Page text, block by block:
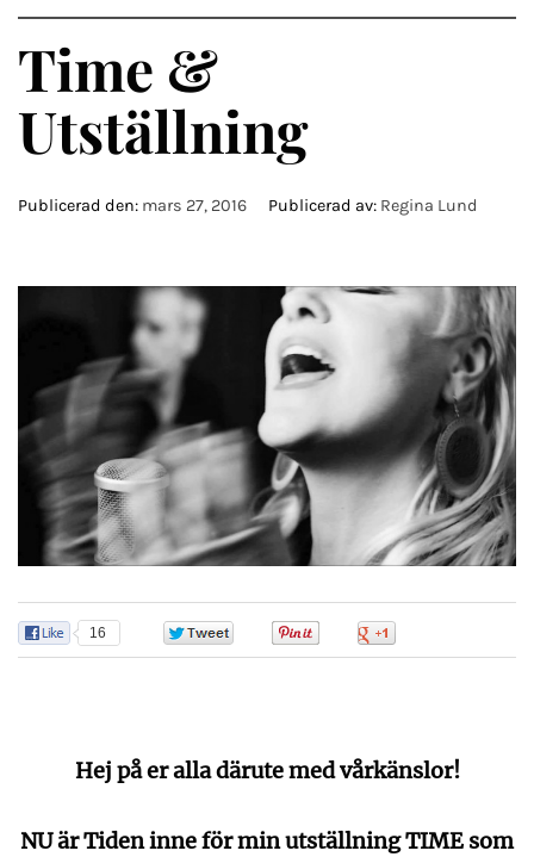
Time &
Utställning
Publicerad den: mars 27, 2016 Publicerad av: Regina Lund
16
Hej på er alla därute med vårkänslor!
NU är Tiden inne för min utställning TIME som